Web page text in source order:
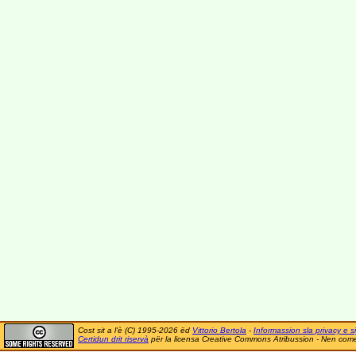
Cost sit a l'è (C) 1995-2026 ëd Vittorio Bertola - Informassion sla privacy e
Certidun drit riservà për la licensa Creative Commons Atribussion - Nen